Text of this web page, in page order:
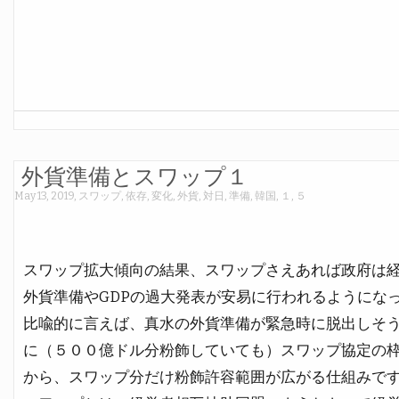
外貨準備とスワップ１
May 13, 2019, スワップ, 依存, 変化, 外貨, 対日 , 準備, 韓国 , １ , ５
スワップ拡大傾向の結果、スワップさえあれば政府は
外貨準備やGDPの過大発表が安易に行われるようにな
比喩的に言えば、真水の外貨準備が緊急時に脱出しそ
に（５００億ドル分粉飾していても）スワップ協定の
から、スワップ分だけ粉飾許容範囲が広がる仕組みで